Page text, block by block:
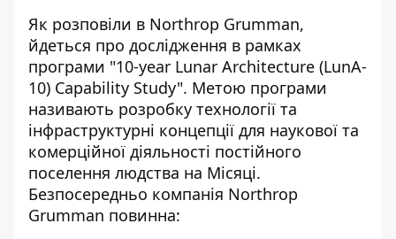
Як розповіли в Northrop Grumman,
йдеться про дослідження в рамках
програми "10-year Lunar Architecture (LunA-
10) Capability Study". Метою програми
називають розробку технології та
інфраструктурні концепції для наукової та
комерційної діяльності постійного
поселення людства на Місяці.
Безпосередньо компанія Northrop
Grumman повинна: